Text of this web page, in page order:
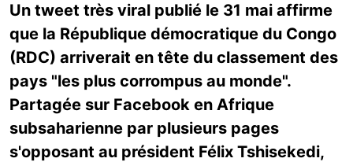
Un tweet très viral publié le 31 mai affirme
que la République démocratique du Congo
(RDC) arriverait en tête du classement des
pays "les plus corrompus au monde".
Partagée sur Facebook en Afrique
subsaharienne par plusieurs pages
s'opposant au président Félix Tshisekedi,